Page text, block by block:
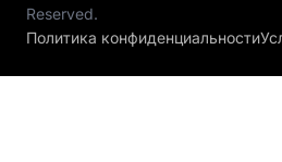
Reserved.
Политика конфиденциальности